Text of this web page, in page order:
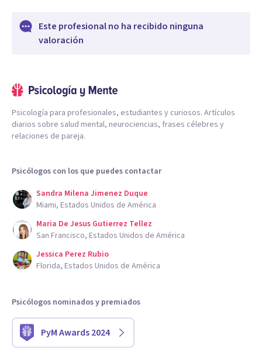
Este profesional no ha recibido ninguna
valoración
Psicología para profesionales, estudiantes y curiosos. Artículos
diarios sobre salud mental, neurociencias, frases célebres y
relaciones de pareja.
Psicólogos con los que puedes contactar
Sandra Milena Jimenez Duque
Miami, Estados Unidos de América
Maria De Jesus Gutierrez Tellez
San Francisco, Estados Unidos de América
Jessica Perez Rubio
Florida, Estados Unidos de América
Psicólogos nominados y premiados
PyM Awards 2024